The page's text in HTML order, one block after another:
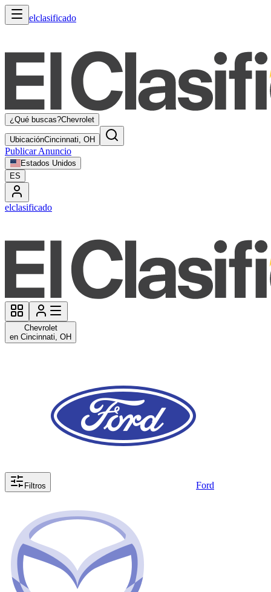
elclasificado
¿Qué buscas?Chevrolet
UbicaciónCincinnati, OH
Publicar Anuncio
Estados Unidos
ES
elclasificado
Chevrolet
en Cincinnati, OH
Filtros Ford